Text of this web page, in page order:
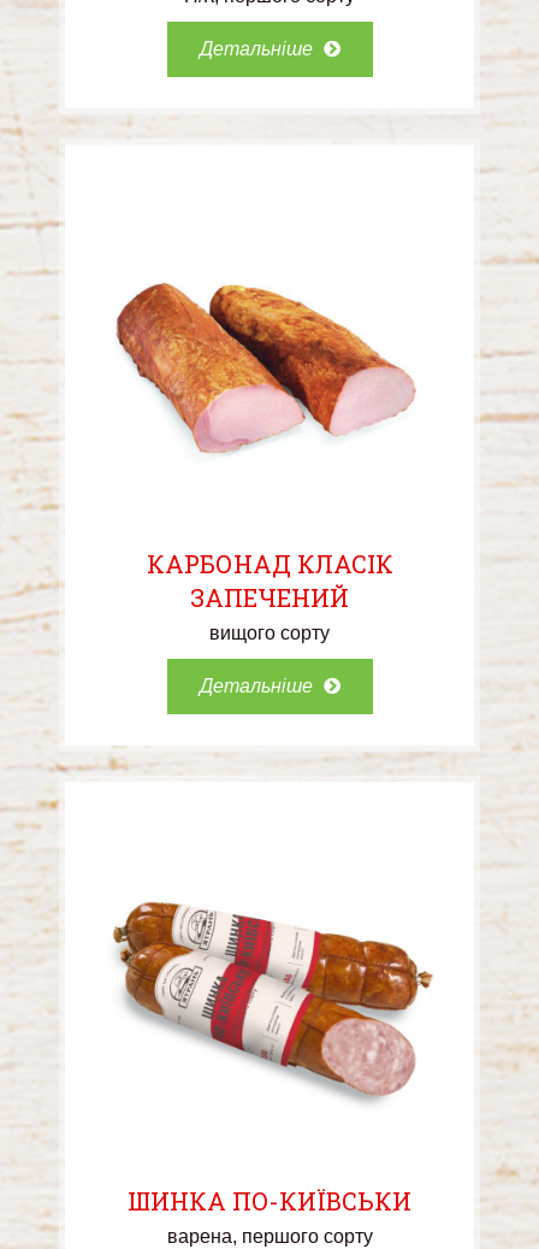
Детальніше
КАРБОНАД КЛАСІК
ЗАПЕЧЕНИЙ
вищого сорту
Детальніше
ШИНКА ПО-КИЇВСЬКИ
варена першого сорту